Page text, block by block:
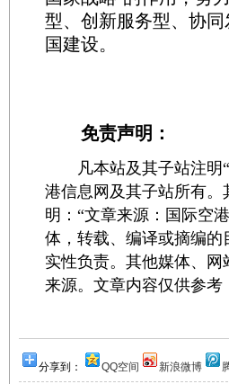
型、创新服务型、协
国建设。
免责声明：
凡本站及其子站注明“
港信息网及其子站所有
明：“文章来源：国际空
体，转载、编译或摘编
实性负责。其他媒体、
来源。文章内容仅供参考
分享到： QQ空间 新浪微博